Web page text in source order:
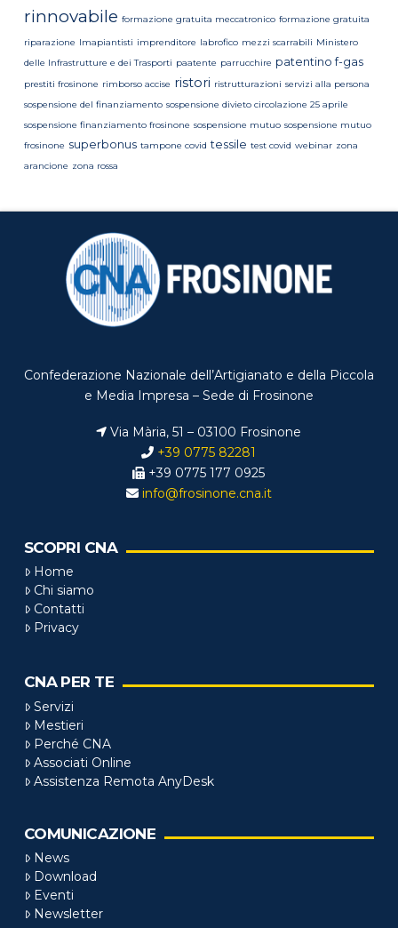
rinnovabile formazione gratuita meccatronico formazione gratuita
riparazione Imapiantisti imprenditore labrofico mezzi scarrabili Ministero
delle Infrastrutture e dei Trasporti paatente parrucchire patentino f-gas
prestiti frosinone rimborso accise ristori ristrutturazioni servizi alla persona
sospensione del finanziamento sospensione divieto circolazione 25 aprile
sospensione finanziamento frosinone sospensione mutuo sospensione mutuo
frosinone superbonus tampone covid tessile test covid webinar zona
arancione zona rossa
Confederazione Nazionale dell’Artigianato e della Piccola
e Media Impresa – Sede di Frosinone
Via Mària, 51 – 03100 Frosinone
+39 0775 82281
+39 0775 177 0925
info@frosinone.cna.it
SCOPRI CNA
Home
Chi siamo
Contatti
Privacy
CNA PER TE
Servizi
Mestieri
Perché CNA
Associati Online
Assistenza Remota AnyDesk
COMUNICAZIONE
News
Download
Eventi
Newsletter